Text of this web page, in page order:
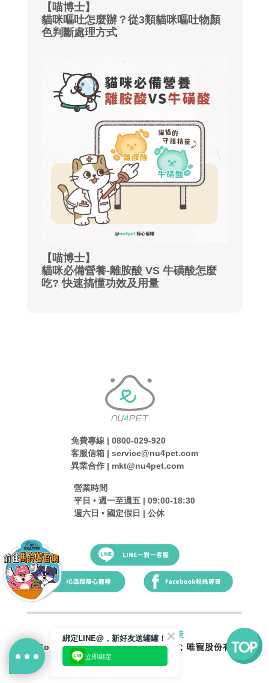
【喵博士】
貓咪嘔吐怎麼辦？從3類貓咪嘔吐物顏
色判斷處理方式
【喵博士】
貓咪必備營養-離胺酸 VS 牛磺酸怎麼
吃? 快速搞懂功效及用量
免費專線 | 0800-029-920
客服信箱 | service@nu4pet.com
異業合作 | mkt@nu4pet.com
營業時間
平日 • 週一至週五 | 09:00-18:30
週六日 • 國定假日 | 公休
服務條款及隱私保護政策
Copyright © 2018-2026 nu4PET; 唯寵股份有
限公司 版權所有
綁定LINE@，新好友送罐罐！
立即綁定